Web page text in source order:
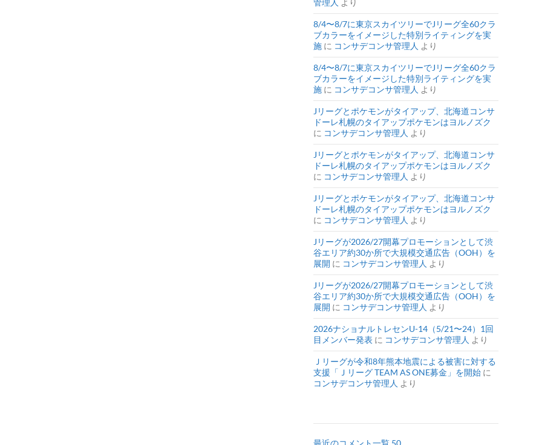
管理人 より
8/4〜8/7に東京スカイツリーでJリーグ全60クラ
ブカラーをイメージした特別ライティングを実
施 に コンサデコンサ管理人 より
8/4〜8/7に東京スカイツリーでJリーグ全60クラ
ブカラーをイメージした特別ライティングを実
施 に コンサデコンサ管理人 より
Jリーグとポケモンがタイアップ、北海道コンサ
ドーレ札幌のタイアップポケモンはヨルノズク
に コンサデコンサ管理人 より
Jリーグとポケモンがタイアップ、北海道コンサ
ドーレ札幌のタイアップポケモンはヨルノズク
に コンサデコンサ管理人 より
Jリーグとポケモンがタイアップ、北海道コンサ
ドーレ札幌のタイアップポケモンはヨルノズク
に コンサデコンサ管理人 より
Jリーグが2026/27開幕プロモーションとして渋
谷エリア約30か所で大規模交通広告（OOH）を
展開 に コンサデコンサ管理人 より
Jリーグが2026/27開幕プロモーションとして渋
谷エリア約30か所で大規模交通広告（OOH）を
展開 に コンサデコンサ管理人 より
2026ナショナルトレセンU-14（5/21〜24）1回
目メンバー発表 に コンサデコンサ管理人 より
Ｊリーグが令和8年熊本地震による被害に対する
支援「Ｊリーグ TEAM AS ONE募金」を開始 に
コンサデコンサ管理人 より